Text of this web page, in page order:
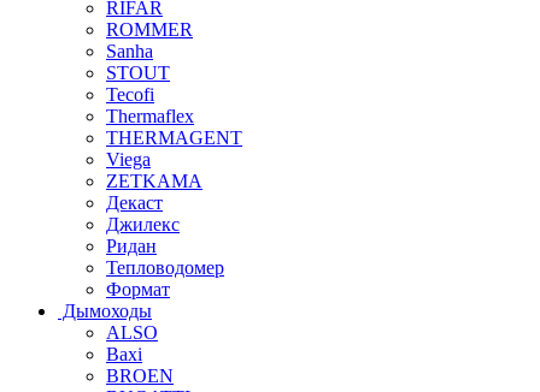
RIFAR
ROMMER
Sanha
STOUT
Tecofi
Thermaflex
THERMAGENT
Viega
ZETKAMA
Декаст
Джилекс
Ридан
Тепловодомер
Формат
Дымоходы
ALSO
Baxi
BROEN